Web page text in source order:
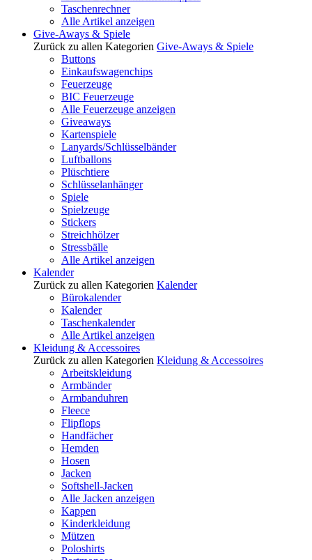
Taschenrechner
Alle Artikel anzeigen
Give-Aways & Spiele
Zurück zu allen Kategorien Give-Aways & Spiele
Buttons
Einkaufswagenchips
Feuerzeuge
BIC Feuerzeuge
Alle Feuerzeuge anzeigen
Giveaways
Kartenspiele
Lanyards/Schlüsselbänder
Luftballons
Plüschtiere
Schlüsselanhänger
Spiele
Spielzeuge
Stickers
Streichhölzer
Stressbälle
Alle Artikel anzeigen
Kalender
Zurück zu allen Kategorien Kalender
Bürokalender
Kalender
Taschenkalender
Alle Artikel anzeigen
Kleidung & Accessoires
Zurück zu allen Kategorien Kleidung & Accessoires
Arbeitskleidung
Armbänder
Armbanduhren
Fleece
Flipflops
Handfächer
Hemden
Hosen
Jacken
Softshell-Jacken
Alle Jacken anzeigen
Kappen
Kinderkleidung
Mützen
Poloshirts